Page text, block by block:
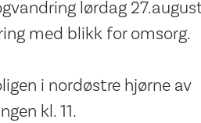
lørdag
med blikk for omsorg.
i nordøstre hjørne av
kl. 11.